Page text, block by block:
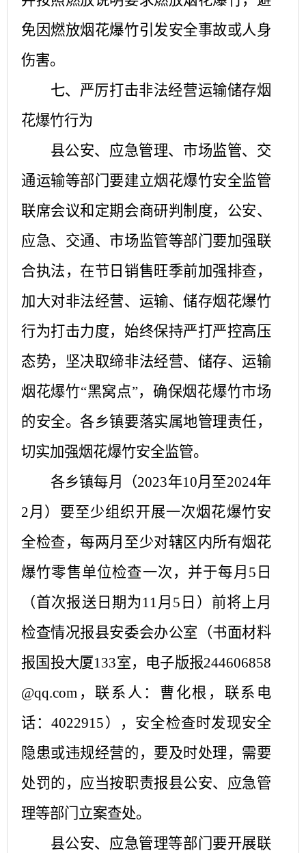
免因燃放烟花爆竹引发安全事故或人身
伤害。
七、严厉打击非法经营运输储存烟
花爆竹行为
县公安、应急管理、市场监管、交
通运输等部门要建立烟花爆竹安全监管
联席会议和定期会商研判制度，公安、
应急、交通、市场监管等部门要加强联
合执法，在节日销售旺季前加强排查，
加大对非法经营、运输、储存烟花爆竹
行为打击力度，始终保持严打严控高压
态势，坚决取缔非法经营、储存、运输
烟花爆竹“黑窝点”，确保烟花爆竹市场
的安全。各乡镇要落实属地管理责任，
切实加强烟花爆竹安全监管。
各乡镇每月（2023年10月至2024年
2月）要至少组织开展一次烟花爆竹安
全检查，每两月至少对辖区内所有烟花
爆竹零售单位检查一次，并于每月5日
（首次报送日期为11月5日）前将上月
检查情况报县安委会办公室（书面材料
报国投大厦133室，电子版报244606858
@qq.com，联系人：曹化根，联系电
话：4022915），安全检查时发现安全
隐患或违规经营的，要及时处理，需要
处罚的，应当按职责报县公安、应急管
理等部门立案查处。
县公安、应急管理等部门要开展联